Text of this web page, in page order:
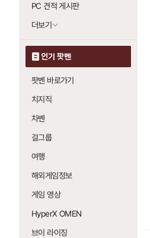
PC 견적 게시판
더보기
인기 팟벤
팟벤 바로가기
치지직
차벤
걸그룹
여행
해외게임정보
게임 영상
HyperX OMEN
브이 라이징